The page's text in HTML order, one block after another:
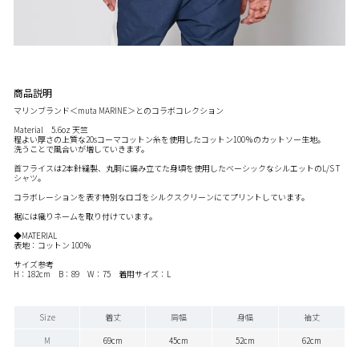
商品説明
マリンブランド＜muta MARINE＞とのコラボコレクション
Material 5.6oz 天竺
程よい厚さの上質な20sコーマコットン糸を使用したコットン100％のカットソー生地。
洗うことで風合いが増していきます。
首フライスは2本針縫製、丸胴に編み立てた身頃を使用したベーシックなシルエットのL/S T
シャツ。
コラボレーションを表す特別なロゴをシルクスクリーンにてプリントしています。
裾には織りネームを取り付けています。
◆MATERIAL
表地：コットン 100％
サイズ参考
H：182cm B：89 W：75 着用サイズ：L
Size 着丈 肩幅 身幅
袖丈
M
69cm 45cm 52cm
62cm